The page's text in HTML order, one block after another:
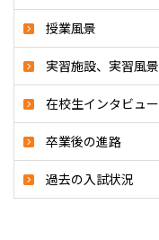
授業風景
実習施設、実習風景
在校生インタビュー
卒業後の進路
過去の入試状況